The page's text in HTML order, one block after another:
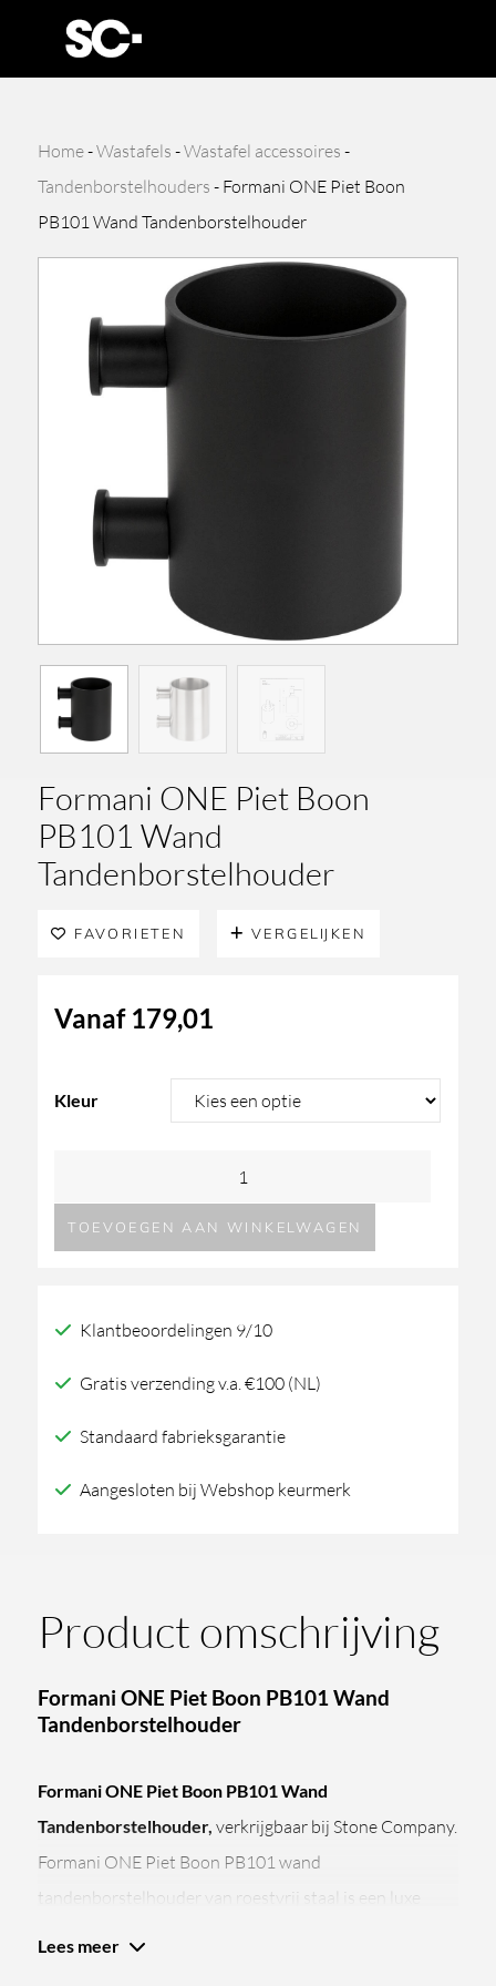
Home-Wastafels -Wastafel accessoires -
Tandenborstelhouders - Formani ONE Piet Boon
PB101 Wand Tandenborstelhouder
Formani ONE Piet Boon
PB101 Wand
Tandenborstelhouder
FAVORIETEN VERGELIJKEN
Vanaf 179,01
Kleur
ONE
Piet
Tandenborstelhouder
TOEVOEGEN AAN WINKELWAGEN
Klantbeoordelingen 9/10
Gratis verzending v.a. €100 (NL)
Standaard fabrieksgarantie
Aangesloten bij Webshop keurmerk
Product omschrijving
Formani ONE Piet Boon PB101 Wand
Tandenborstelhouder
Formani ONE Piet Boon PB101 Wand
Tandenborstelhouder,verkrijgbaar bij Stone Company.
Formani ONE Piet Boon PB101 wand
tandenborstelhouder van roestvrij staal is een luxe
Lees meer